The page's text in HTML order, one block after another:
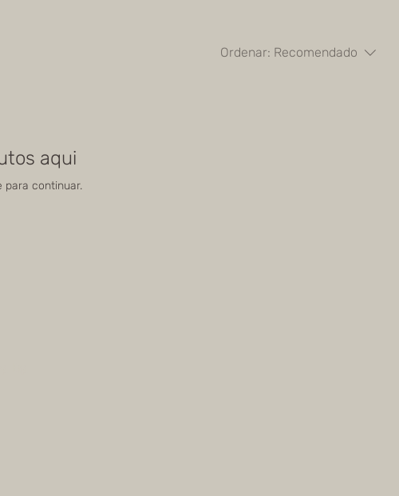
Ordenar: Recomendado
aqui
para continuar.